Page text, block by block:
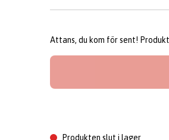
Attans, du kom för sent!
Produkten slut i lager